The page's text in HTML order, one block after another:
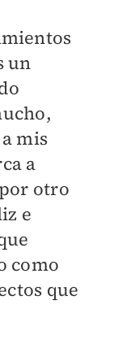
un
mis
a
otro
e
como
que